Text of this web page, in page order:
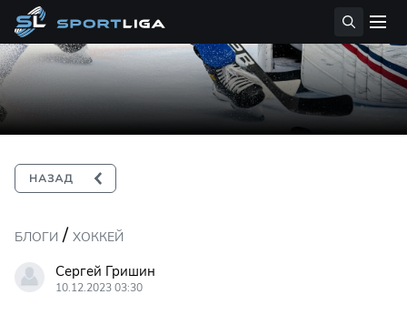
БЛОГИ / ХОККЕЙ
Сергей Гришин
10.12.2023 03:30